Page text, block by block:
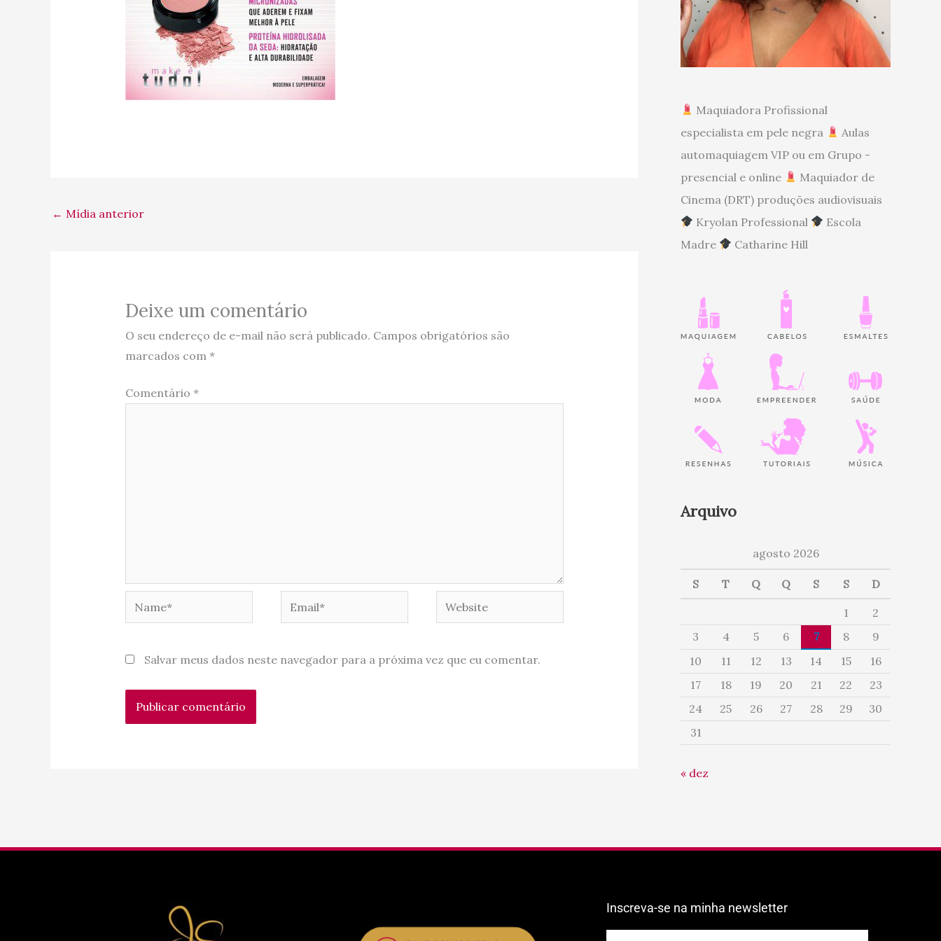
← Mídia anterior
Deixe um comentário
O seu endereço de e-mail não será publicado. Campos obrigatórios são
marcados com *
Comentário *
Website
Salvar meus dados neste navegador para a próxima vez que eu comentar.
Maquiadora Profissional
especialista em pele negra
Aulas
automaquiagem VIP ou em Grupo -
presencial e online
Maquiador de
Cinema (DRT) produções audiovisuais
Kryolan Professional
Escola
Madre
Catharine Hill
Arquivo
agosto 2026
S T Q Q S S D
1
2
3
4 5 6 7 8
9
10
11 12 13 14 15
16
17
18 19 20 21 22
23
24
25 26 27 28 29
30
31
« dez
Inscreva-se na minha newsletter